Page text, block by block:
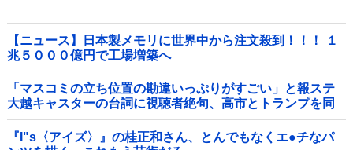
【ニュース】日本製メモリに世界中から注文殺到！！！ １
兆５０００億円で工場増築へ
「マスコミの立ち位置の勘違いっぷりがすごい」と報ステ
大越キャスターの台詞に視聴者絶句、高市とトランプを同
列視させようという思惑がひしひしと他
『I"s〈アイズ〉』の桂正和さん、とんでもなくエ●チなパ